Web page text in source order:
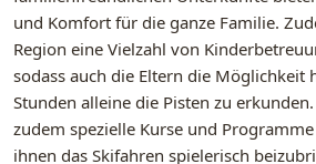
und Komfort für die ganze Familie.
Region eine Vielzahl von
sodass auch die Eltern die Möglichkeit
Stunden alleine die Pisten zu
zudem spezielle Kurse und
ihnen das Skifahren spielerisch